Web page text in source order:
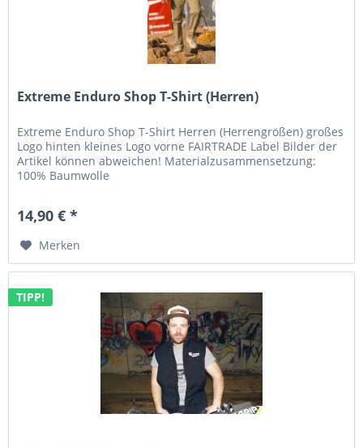
Extreme Enduro Shop T-Shirt (Herren)
Extreme Enduro Shop T-Shirt Herren (Herrengrößen) großes
Logo hinten kleines Logo vorne FAIRTRADE Label Bilder der
Artikel können abweichen! Materialzusammensetzung:
100% Baumwolle
14,90 € *
Merken
TIPP!